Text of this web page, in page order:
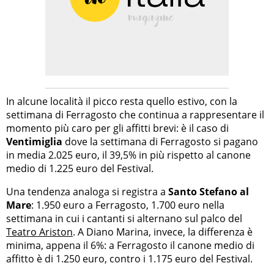
In alcune località il picco resta quello estivo, con la
settimana di Ferragosto che continua a rappresentare il
momento più caro per gli affitti brevi: è il caso di
Ventimiglia dove la settimana di Ferragosto si pagano
in media 2.025 euro, il 39,5% in più rispetto al canone
medio di 1.225 euro del Festival.
Una tendenza analoga si registra a Santo Stefano al
Mare: 1.950 euro a Ferragosto, 1.700 euro nella
settimana in cui i cantanti si alternano sul palco del
Teatro Ariston. A Diano Marina, invece, la differenza è
minima, appena il 6%: a Ferragosto il canone medio di
affitto è di 1.250 euro, contro i 1.175 euro del Festival.